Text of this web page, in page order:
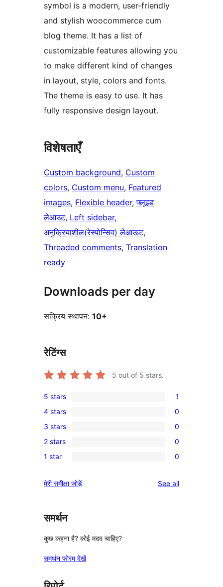
symbol is a modern, user-friendly
and stylish woocommerce cum
blog theme. It has a list of
customizable features allowing you
to make different kind of changes
in layout, style, colors and fonts.
The theme is easy to use. It has
fully responsive design layout.
विशेषताएँ
Custom background, Custom
colors, Custom menu, Featured
images, Flexible header, फ्लूइड
लेआउट, Left sidebar
अनुक्रियाशील(रेस्पोन्सिव) लेआऊट
Threaded comments, Translation
ready
Downloads per day
सक्रिय स्थापन: 10+
रेटिंग्स
5 out of 5 stars.
1
5-
star
review
5 stars 1
0
4-
star
reviews
4 stars 0
0
3-
star
3 stars 0
0
2-
reviews
2 stars 0
0
star
1 star 0
मेरी समीक्षा जोड़ें See allreviews
समर्थन
कुछ कहना है? कोई मदद चाहिए?
समर्थन फोरम देखें